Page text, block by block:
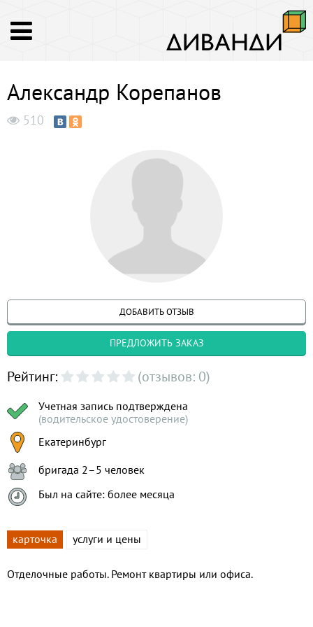
Александр Корепанов
510
ДОБАВИТЬ ОТЗЫВ
ПРЕДЛОЖИТЬ ЗАКАЗ
Рейтинг: (отзывов: 0)
Учетная запись подтверждена
(водительское удостоверение)
Екатеринбург
бригада 2–5 человек
Был на сайте: более месяца
карточка услуги и цены
Отделочные работы. Ремонт квартиры или офиса.